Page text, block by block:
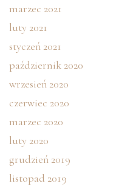
marzec 2021
luty 2021
styczeń 2021
październik 2020
wrzesień 2020
czerwiec 2020
marzec 2020
luty 2020
grudzień 2019
listopad 2019